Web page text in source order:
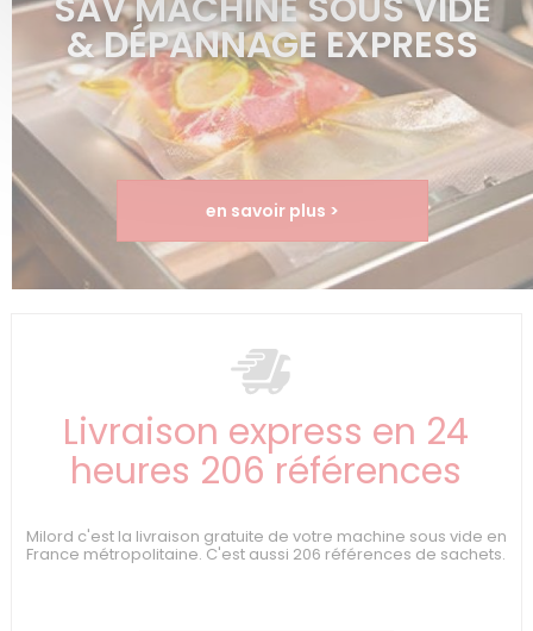
& DÉPANNAGE EXPRESS
en savoir plus >
Livraison express en 24
heures 206 références
Milord c'est la livraison gratuite de votre machine sous vide en
France métropolitaine. C'est aussi 206 références de sachets.